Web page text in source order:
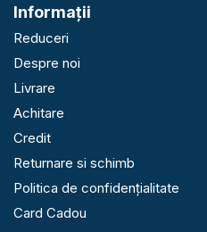
Informaţii
Reduceri
Despre noi
Livrare
Achitare
Credit
Returnare si schimb
Politica de confidențialitate
Card Cadou